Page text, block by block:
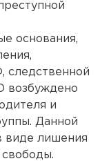
основания,
следственной
возбуждено
и
Данной
виде лишения